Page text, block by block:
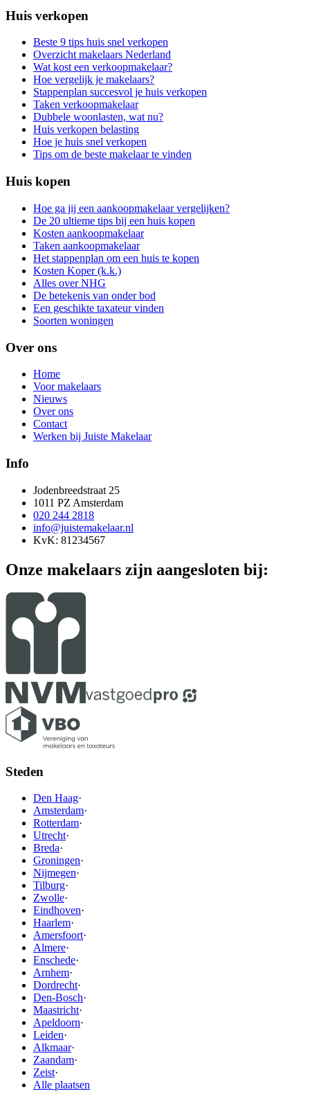
Huis verkopen
Beste 9 tips huis snel verkopen
Overzicht makelaars Nederland
Wat kost een verkoopmakelaar?
Hoe vergelijk je makelaars?
Stappenplan succesvol je huis verkopen
Taken verkoopmakelaar
Dubbele woonlasten, wat nu?
Huis verkopen belasting
Hoe je huis snel verkopen
Tips om de beste makelaar te vinden
Huis kopen
Hoe ga jij een aankoopmakelaar vergelijken?
De 20 ultieme tips bij een huis kopen
Kosten aankoopmakelaar
Taken aankoopmakelaar
Het stappenplan om een huis te kopen
Kosten Koper (k.k.)
Alles over NHG
De betekenis van onder bod
Een geschikte taxateur vinden
Soorten woningen
Over ons
Home
Voor makelaars
Nieuws
Over ons
Contact
Werken bij Juiste Makelaar
Info
Jodenbreedstraat 25
1011 PZ Amsterdam
020 244 2818
info@juistemakelaar.nl
KvK: 81234567
Onze makelaars zijn aangesloten bij:
Steden
Den Haag·
Amsterdam·
Rotterdam·
Utrecht·
Breda·
Groningen·
Nijmegen·
Tilburg·
Zwolle·
Eindhoven·
Haarlem·
Amersfoort·
Almere·
Enschede·
Arnhem·
Dordrecht·
Den-Bosch·
Maastricht·
Apeldoorn·
Leiden·
Alkmaar·
Zaandam·
Zeist·
Alle plaatsen